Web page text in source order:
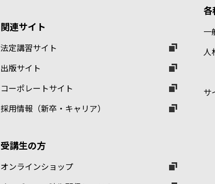
関連サイト
法定講習サイト
出版サイト
コーポレートサイト
採用情報（新卒・キャリア）
受講生の方
オンラインショップ
一
人
サ